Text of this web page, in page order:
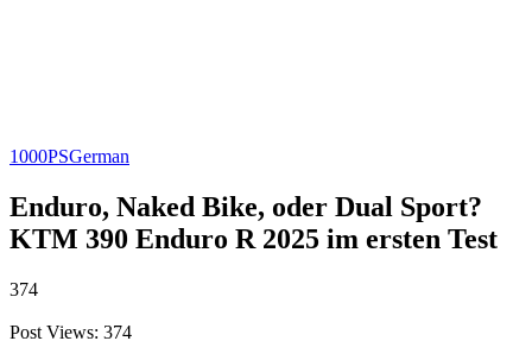
1000PSGerman
Enduro, Naked Bike, oder Dual Sport?
KTM 390 Enduro R 2025 im ersten Test
374
Post Views: 374